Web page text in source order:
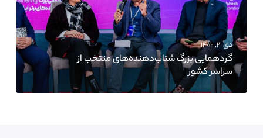
دی ۲۱, ۱۴۰۲
گردهمایی بزرگ شتاب‌دهنده‌های منتخب از
سراسر کشور